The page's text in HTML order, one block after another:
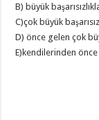
B) büyük
C)çok büyük
D) önce gelen çok
E)kendilerinden önce